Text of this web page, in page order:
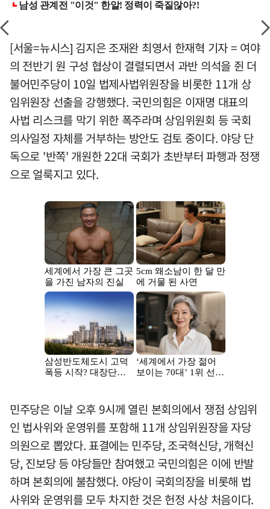
[서울=뉴시스] 김지은 조재완 최영서 한재혁 기자 = 여야
의 전반기 원 구성 협상이 결렬되면서 과반 의석을 쥔 더
불어민주당이 10일 법제사법위원장을 비롯한 11개 상
임위원장 선출을 강행했다. 국민의힘은 이재명 대표의
사법 리스크를 막기 위한 폭주라며 상임위원회 등 국회
의사일정 자체를 거부하는 방안도 검토 중이다. 야당 단
독으로 '반쪽' 개원한 22대 국회가 초반부터 파행과 정쟁
으로 얼룩지고 있다.
민주당은 이날 오후 9시께 열린 본회의에서 쟁점 상임위
인 법사위와 운영위를 포함해 11개 상임위원장을 자당
의원으로 뽑았다. 표결에는 민주당, 조국혁신당, 개혁신
당, 진보당 등 야당들만 참여했고 국민의힘은 이에 반발
하며 본회의에 불참했다. 야당이 국회의장을 비롯해 법
사위와 운영위를 모두 차지한 것은 헌정 사상 처음이다.